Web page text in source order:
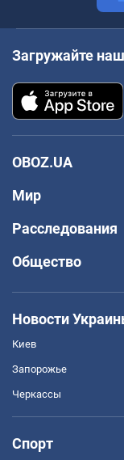
Загружайте
OBOZ.UA
Мир
Расследования
Общество
Новости
Киев
Запорожье
Черкассы
Спорт